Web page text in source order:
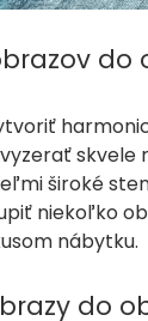
do
skvele
široké
niekoľko
nábytku.
do